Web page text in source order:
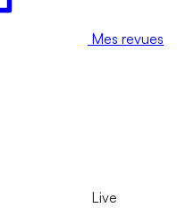
Mes revues
Live